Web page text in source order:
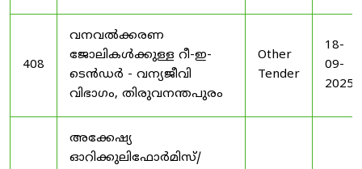
408
വനവൽക്കരണ
ജോലികൾക്കുള്ള റീ-ഇ-
ടെൻഡർ - വന്യജീവി
വിഭാഗം, തിരുവനന്തപുരം
Other
Tender
18-
09-
2025
അക്കേഷ്യ
ഓറിക്കുലിഫോർമിസ്/